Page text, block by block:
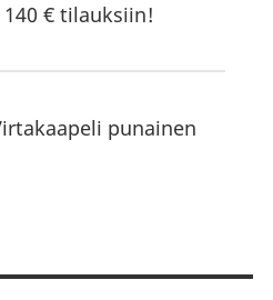
€ tilauksiin!
punainen